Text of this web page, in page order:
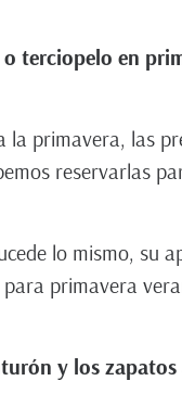
o terciopelo en
la primavera, las
reservarlas
lo mismo, su
primavera
y los zapatos